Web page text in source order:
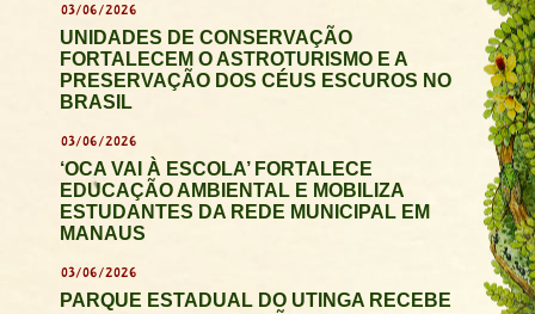
03/06/2026
UNIDADES DE CONSERVAÇÃO
FORTALECEM O ASTROTURISMO E A
PRESERVAÇÃO DOS CÉUS ESCUROS NO
BRASIL
03/06/2026
‘OCA VAI À ESCOLA’ FORTALECE
EDUCAÇÃO AMBIENTAL E MOBILIZA
ESTUDANTES DA REDE MUNICIPAL EM
MANAUS
03/06/2026
PARQUE ESTADUAL DO UTINGA RECEBE